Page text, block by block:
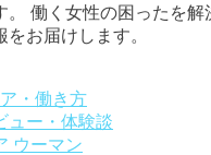
働く女性の困ったを解
お届けします。
・働き方
ュー・体験談
ウーマン